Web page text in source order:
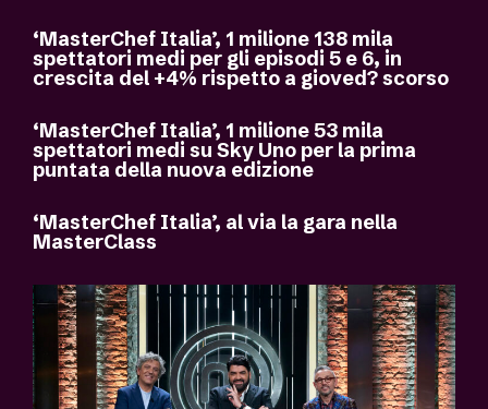
‘MasterChef Italia’, 1 milione 138 mila
spettatori medi per gli episodi 5 e 6, in
crescita del +4% rispetto a gioved? scorso
‘MasterChef Italia’, 1 milione 53 mila
spettatori medi su Sky Uno per la prima
puntata della nuova edizione
‘MasterChef Italia’, al via la gara nella
MasterClass